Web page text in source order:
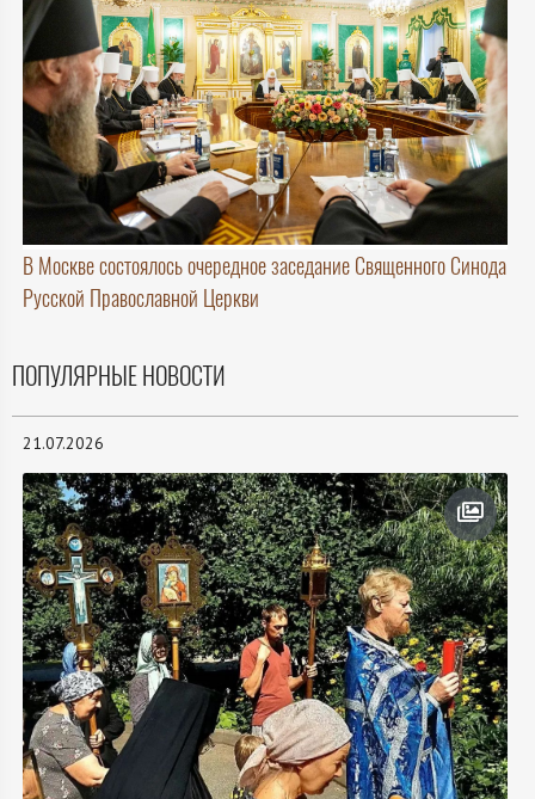
В Москве состоялось очередное заседание Священного Синода
Русской Православной Церкви
ПОПУЛЯРНЫЕ НОВОСТИ
21.07.2026